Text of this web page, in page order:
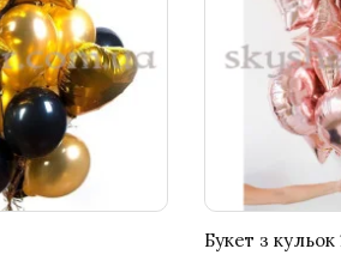
Букет з кульок